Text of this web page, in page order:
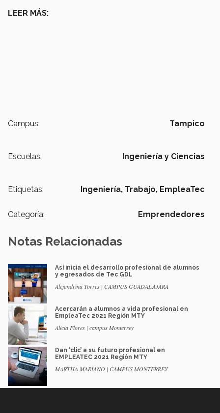
LEER MÁS:
Campus: Tampico
Escuelas: Ingeniería y Ciencias
Etiquetas: Ingeniería, Trabajo, EmpleaTec
Categoría: Emprendedores
Notas Relacionadas
Así inicia el desarrollo profesional de alumnos
y egresados de Tec GDL
Alejandrina Torres | CAMPUS GUADALAJARA
Acercarán a alumnos a vida profesional en
EmpleaTec 2021 Región MTY
Alicia Flores | campus Monterrey
Dan ‘clic’ a su futuro profesional en
EMPLEATEC 2021 Región MTY
MARTHA MARIANO | CAMPUS MONTERREY